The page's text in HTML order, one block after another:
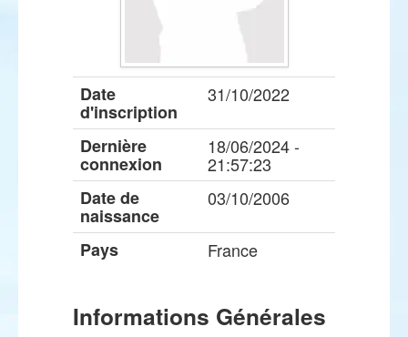
Date
d'inscription
31/10/2022
Dernière
connexion
18/06/2024 -
21:57:23
Date de
naissance
03/10/2006
Pays France
Informations Générales